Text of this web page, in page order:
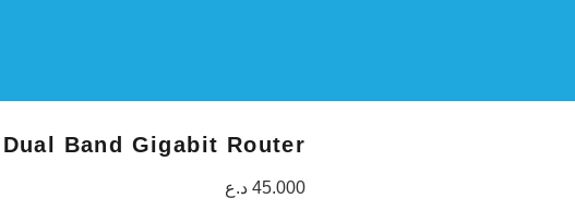
Band Gigabit Router
45.000 د.ع